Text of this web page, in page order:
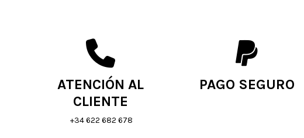
ATENCIÓN AL
CLIENTE
+34 622 682 678
PAGO SEGURO